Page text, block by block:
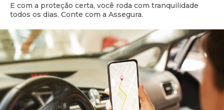
E com a proteção certa, você roda com tranquilidade
todos os dias. Conte com a Assegura.